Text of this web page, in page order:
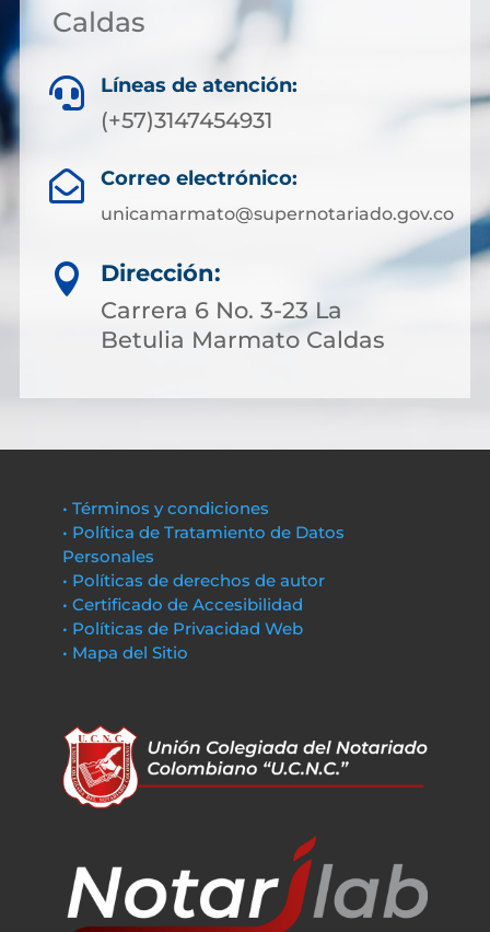
Caldas
 Líneas de atención:
(+57)3147454931
 Correo electrónico:
unicamarmato@supernotariado.gov.co

Dirección:
Carrera 6 No. 3-23 La
Betulia Marmato Caldas
• Términos y condiciones
• Política de Tratamiento de Datos
Personales
• Políticas de derechos de autor
• Certificado de Accesibilidad
• Políticas de Privacidad Web
• Mapa del Sitio